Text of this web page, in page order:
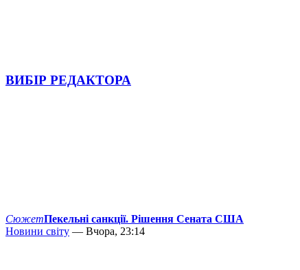
ВИБІР РЕДАКТОРА
СюжетПекельні санкції. Рішення Сената США
Новини світу — Вчора, 23:14